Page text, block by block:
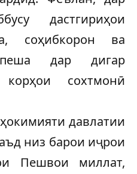
дастгириҳои
соҳибкорон ва
дар дигар
сохтмонӣ
давлатии
низ барои иҷрои
Пешвои миллат,